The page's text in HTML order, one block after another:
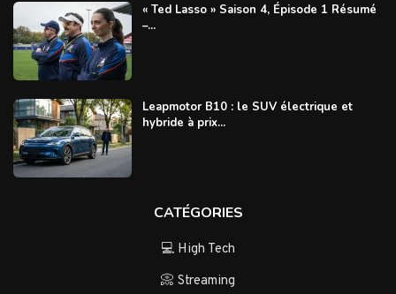
« Ted Lasso » Saison 4, Épisode 1 Résumé
–...
Leapmotor B10 : le SUV électrique et
hybride à prix...
CATÉGORIES
💻 High Tech
📀 Streaming